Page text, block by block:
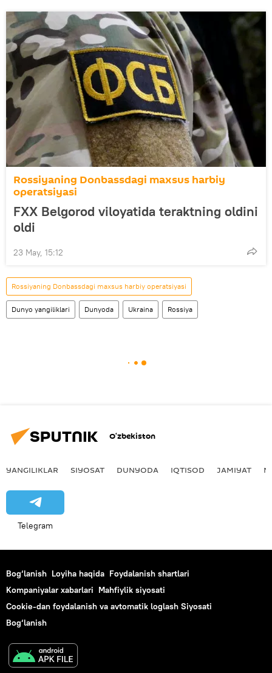
Rossiyaning Donbassdagi maxsus harbiy
operatsiyasi
FXX Belgorod viloyatida teraktning oldini
oldi
23 May, 15:12
Rossiyaning Donbassdagi maxsus harbiy operatsiyasi
Dunyo yangiliklari Dunyoda Ukraina Rossiya
O‘zbekiston
YANGILIKLAR SIYOSAT DUNYODA IQTISOD JAMIYAT
Telegram
Bog‘lanish Loyiha haqida Foydalanish shartlari
Kompaniyalar xabarlari Mahfiylik siyosati
Cookie-dan foydalanish va avtomatik loglash Siyosati
Bog‘lanish